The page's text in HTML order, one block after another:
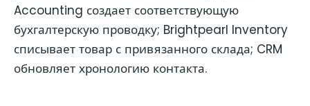
Accounting создает соответствующую
бухгалтерскую проводку; Brightpearl Inventory
списывает товар с привязанного склада; CRM
обновляет хронологию контакта.